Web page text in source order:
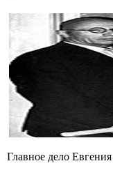
Главное дело